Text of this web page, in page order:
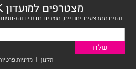
מצטרפים למועדון CBOOK
נהנים ממבצעים ייחודיים, מוצרים חדשים
תקנון | מדיניות